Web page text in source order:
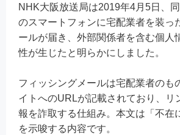
NHK大阪放送局は2019年4月5日、
のスマートフォンに宅配業者を装っ
ールが届き、外部関係者を含む個人
性が生じたと明らかにしました。
フィッシングメールは宅配業者のも
イトへのURLが記載されており、リ
報を詐取する仕組み。本文は「不在
を示唆する内容です。